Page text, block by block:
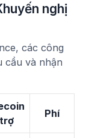
nghị
các công
cầu và nhận
Phí